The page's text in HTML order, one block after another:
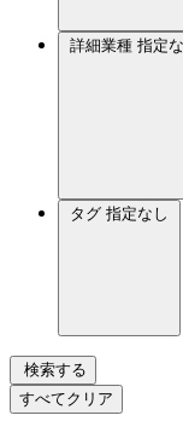
詳細業種 指定
タグ 指定なし
検索する
すべてクリア